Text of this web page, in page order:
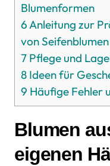
Blumenformen
6Anleitung zur
von Seifenblumen
7 Pflege und
8 Ideen für
9 Häufige Fehler
Blumen
eigenen